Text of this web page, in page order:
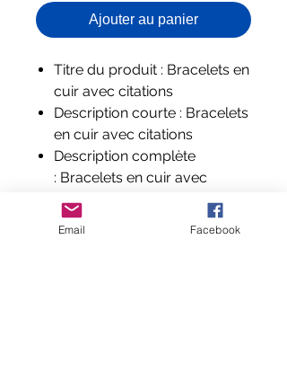
Ajouter au panier
Titre du produit : Bracelets en
cuir avec citations
Description courte : Bracelets
en cuir avec citations
Description complète
: Bracelets en cuir avec
citations. Chaîne à maillons.
Longueur : 21 cm
Email Facebook